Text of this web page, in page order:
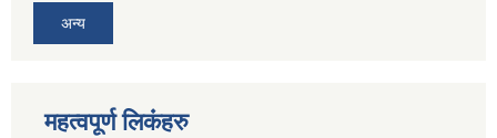
अन्य
महत्वपूर्ण लि‌कंंहरु